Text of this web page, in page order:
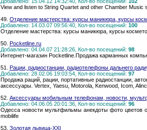
View and listen to String Quartet and other Chamber
49. Отделение мастерства: курсы маникюра, курсы
Добавлено: 14.03.07 09:56:40, Кол-во посещений: 100
Отделение мастерства: курсы маникюра, курсы
50. Pocketline.ru
Добавлено: 04.04.07 21:28:26, Кол-во посещений: 98
Интернет-магазин Pocketline.Продажа карманных
51. Рации, радиостанции, радиотелефоны дальнего
Добавлено: 28.02.06 19:03:54, Кол-во посещений: 97
Продажа раций, рации, портативные радиостанции,
аксессуары. Vertex, Yaesu, Motorola, Kenwood, Icom,
52. Аксессуары мобильным телефонам, новости,
Добавлено: 04.06.05 20:01:36, Кол-во посещений: 96
Одесса новости мультфильмы анекдоты фото цветов
mobilife
53. Золотая львица-XXI